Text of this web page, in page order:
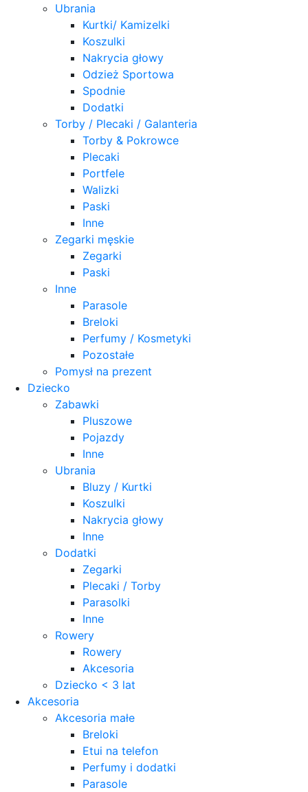
Ubrania
Kurtki/ Kamizelki
Koszulki
Nakrycia głowy
Odzież Sportowa
Spodnie
Dodatki
Torby / Plecaki / Galanteria
Torby & Pokrowce
Plecaki
Portfele
Walizki
Paski
Inne
Zegarki męskie
Zegarki
Paski
Inne
Parasole
Breloki
Perfumy / Kosmetyki
Pozostałe
Pomysł na prezent
Dziecko
Zabawki
Pluszowe
Pojazdy
Inne
Ubrania
Bluzy / Kurtki
Koszulki
Nakrycia głowy
Inne
Dodatki
Zegarki
Plecaki / Torby
Parasolki
Inne
Rowery
Rowery
Akcesoria
Dziecko < 3 lat
Akcesoria
Akcesoria małe
Breloki
Etui na telefon
Perfumy i dodatki
Parasole